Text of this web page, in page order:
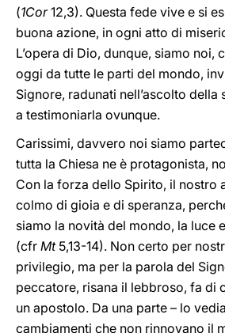
(1Cor12,3). Questa fede vive e si
buona azione, in ogni atto di
L’opera di Dio, dunque, siamo noi,
oggi da tutte le parti del mondo,
Signore, radunati nell’ascolto della
a testimoniarla ovunque.
Carissimi, davvero noi siamo
tutta la Chiesa ne è protagonista,
Con la forza dello Spirito, il nostro
colmo di gioia e di speranza,
siamo la novità del mondo, la luce
(cfr Mt5,13-14). Non certo per
privilegio, ma per la parola del
peccatore, risana il lebbroso, fa di
un apostolo. Da una parte – lo
cambiamenti che non rinnovano il